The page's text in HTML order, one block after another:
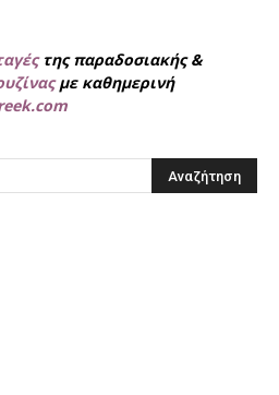
της παραδοσιακής &
με καθημερινή